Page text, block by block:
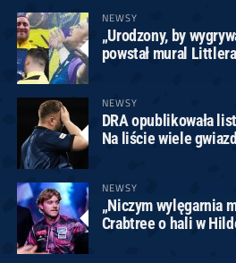
NEWSY
„Urodzony, by
powstał mural Littlera
NEWSY
DRA opublikowała
Na liście wiele gwiazd
NEWSY
„Niczym wylęgarnia
Crabtree o hali w